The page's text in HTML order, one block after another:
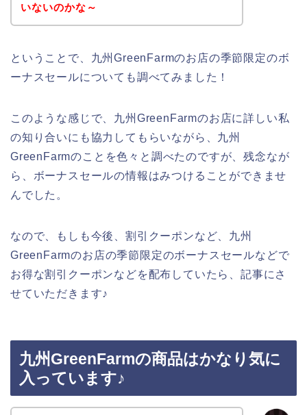
いないのかな～
ということで、九州GreenFarmのお店の季節限定のボ
ーナスセールについても調べてみました！
このような感じで、九州GreenFarmのお店に詳しい私
の知り合いにも協力してもらいながら、九州
GreenFarmのことを色々と調べたのですが、残念なが
ら、ボーナスセールの情報はみつけることができませ
んでした。
なので、もしも今後、割引クーポンなど、九州
GreenFarmのお店の季節限定のボーナスセールなどで
お得な割引クーポンなどを配布していたら、記事にさ
せていただきます♪
九州GreenFarmの商品はかなり気に
入っています♪